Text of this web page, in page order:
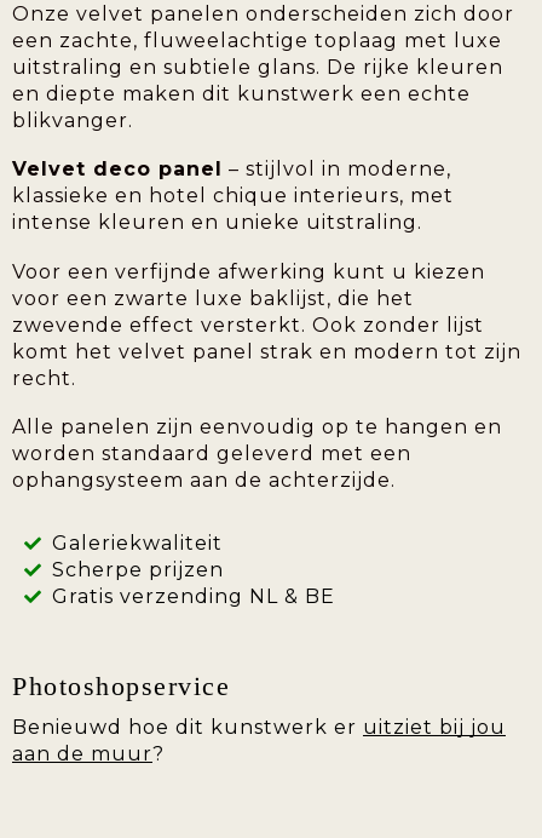
Onze velvet panelen onderscheiden zich door
een zachte, fluweelachtige toplaag met luxe
uitstraling en subtiele glans. De rijke kleuren
en diepte maken dit kunstwerk een echte
blikvanger.
Velvet deco panel
– stijlvol in moderne,
klassieke en hotel chique interieurs, met
intense kleuren en unieke uitstraling.
Voor een verfijnde afwerking kunt u kiezen
voor een zwarte luxe baklijst, die het
zwevende effect versterkt. Ook zonder lijst
komt het velvet panel strak en modern tot zijn
recht.
Alle panelen zijn eenvoudig op te hangen en
worden standaard geleverd met een
ophangsysteem aan de achterzijde.
Galeriekwaliteit
Scherpe prijzen
Gratis verzending NL & BE
Photoshopservice
Benieuwd hoe dit kunstwerk er uitziet bij jou
aan de muur?